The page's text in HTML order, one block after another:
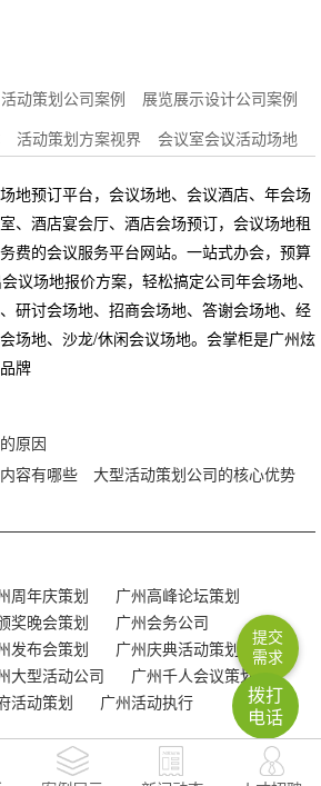
活动策划公司案例
展览展示设计公司案例
活动策划方案视界 会议室会议活动场地
地预订平台，会议场地、会议酒店、年会场
、酒店宴会厅、酒店会场预订，会议场地租
费的会议服务平台网站。一站式办会，预算
议场地报价方案，轻松搞定公司年会场地、
研讨会场地、招商会场地、答谢会场地、经
场地、沙龙/休闲会议场地。会掌柜是广州炫
牌
原因
容有哪些
大型活动策划公司的核心优势
周年庆策划
广州高峰论坛策划
奖晚会策划
广州会务公司
发布会策划
广州庆典活动策划
大型活动公司
广州千人会议策划
活动策划
广州活动执行
提交
需求
拨打
电话